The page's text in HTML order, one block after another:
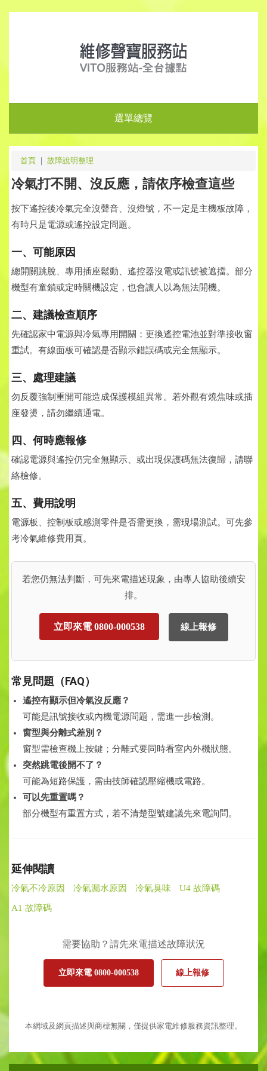
選單總覽
首頁 ｜ 故障說明整理
冷氣打不開、沒反應，請依序檢查這些
按下遙控後冷氣完全沒聲音、沒燈號，不一定是主機板故障，
有時只是電源或遙控設定問題。
一、可能原因
總開關跳脫、專用插座鬆動、遙控器沒電或訊號被遮擋。部分
機型有童鎖或定時關機設定，也會讓人以為無法開機。
二、建議檢查順序
先確認家中電源與冷氣專用開關；更換遙控電池並對準接收窗
重試。有線面板可確認是否顯示錯誤碼或完全無顯示。
三、處理建議
勿反覆強制重開可能造成保護模組異常。若外觀有燒焦味或插
座發燙，請勿繼續通電。
四、何時應報修
確認電源與遙控仍完全無顯示、或出現保護碼無法復歸，請聯
絡檢修。
五、費用說明
電源板、控制板或感測零件是否需更換，需現場測試。可先參
考冷氣維修費用頁。
若您仍無法判斷，可先來電描述現象，由專人協助後續安
排。
立即來電 0800-000538 線上報修
常見問題（FAQ）
遙控有顯示但冷氣沒反應？
可能是訊號接收或內機電源問題，需進一步檢測。
窗型與分離式差別？
窗型需檢查機上按鍵；分離式要同時看室內外機狀態。
突然跳電後開不了？
可能為短路保護，需由技師確認壓縮機或電路。
可以先重置嗎？
部分機型有重置方式，若不清楚型號建議先來電詢問。
延伸閱讀
冷氣不冷原因 冷氣漏水原因 冷氣臭味 U4 故障碼
A1 故障碼
需要協助？請先來電描述故障狀況
立即來電 0800-000538 線上報修
本網域及網頁描述與商標無關，僅提供家電維修服務資訊整理。